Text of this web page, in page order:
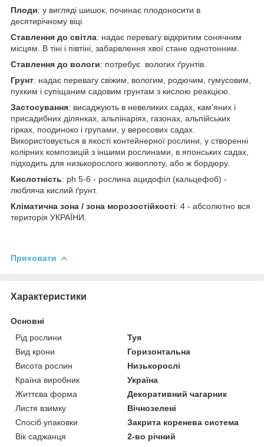
Плоди: у вигляді шишок, починає плодоносити в
десятирічному віці.
Ставлення до світла: надає перевагу відкритим сонячним
місцям. В тіні і півтіні, забарвлення хвої стане однотонним.
Ставлення до вологи: потребує вологих ґрунтів.
Грунт: надає перевагу свіжим, вологим, родючим, гумусовим,
пухким і супіщаним садовим грунтам з кислою реакцією.
Застосування: висаджують в невеликих садах, кам'яних і
присадибних ділянках, альпінаріях, газонах, альпійських
гірках, поодиноко і групами, у вересових садах.
Використовується в якості контейнерної рослини, у створенні
колірних композицій з іншими рослинами, в японських садах,
підходить для низькорослого живоплоту, або ж бордюру.
Кислотність: рh 5-6 - рослина ацидофіл (кальцефоб) -
любляча кислий ґрунт.
Кліматична зона / зона морозостійкості: 4 - абсолютно вся
територія УКРАЇНИ.
Приховати
Характеристики
Основні
Рід рослини
Туя
Вид крони
Горизонтальна
Висота рослин
Низькорослі
Країна виробник
Україна
Життєва форма
Декоративний чагарник
Листя взимку
Вічнозелені
Спосіб упаковки
Закрита коренева система
Вік саджанця
2-во річний